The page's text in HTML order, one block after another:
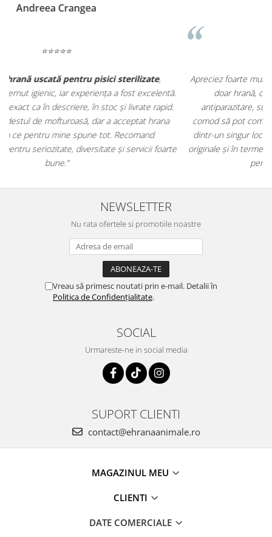
Madalina Stancea
Apreciez foarte mult faptul că peehranaanimale.rogăsesc nu
doar hrană, ci și produse dinfarmacia veterinară:
antiparazitare, suplimente și soluții de îngrijire. Este foarte
comod să pot comanda tot ce am nevoie pentru animalul meu
dintr-un singur loc. Livrarea a fost rapidă, iar produsele au fost
originale și în termen. Magazin serios, bine organizat și foarte util
NEWSLETTER
Nu rata ofertele si promotiile noastre
Vreau să primesc noutati prin e-mail. Detalii în
Politica de Confidențialitate.
SOCIAL
Urmareste-ne in social media
SUPORT CLIENTI
contact@ehranaanimale.ro
MAGAZINUL MEU
CLIENTI
DATE COMERCIALE